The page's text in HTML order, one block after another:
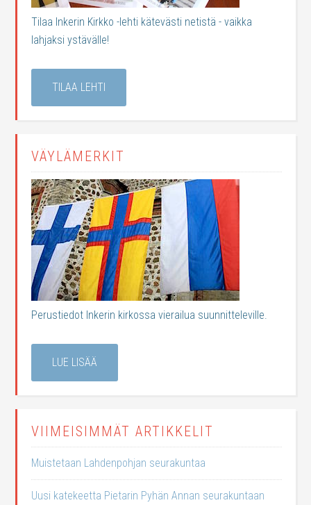
Tilaa Inkerin Kirkko -lehti kätevästi netistä - vaikka
lahjaksi ystävälle!
TILAA LEHTI
VÄYLÄMERKIT
Perustiedot Inkerin kirkossa vierailua suunnitteleville.
LUE LISÄÄ
VIIMEISIMMÄT ARTIKKELIT
Muistetaan Lahdenpohjan seurakuntaa
Uusi katekeetta Pietarin Pyhän Annan seurakuntaan